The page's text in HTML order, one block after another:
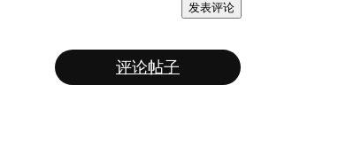
发表评论
评论帖子